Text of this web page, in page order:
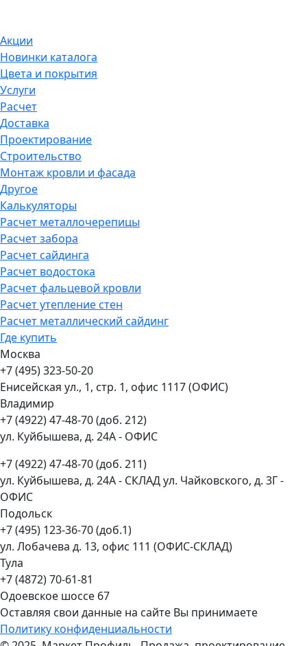
Акции
Новинки каталога
Цвета и покрытия
Услуги
Расчет
Доставка
Проектирование
Строительство
Монтаж кровли и фасада
Другое
Калькуляторы
Расчет металлочерепицы
Расчет забора
Расчет сайдинга
Расчет водостока
Расчет фальцевой кровли
Расчет утепление стен
Расчет металлический сайдинг
Где купить
Москва
+7 (495) 323-50-20
Енисейская ул., 1, стр. 1, офис 1117 (ОФИС)
Владимир
+7 (4922) 47-48-70 (доб. 212)
ул. Куйбышева, д. 24А - ОФИС
+7 (4922) 47-48-70 (доб. 211)
ул. Куйбышева, д. 24А - СКЛАД ул. Чайковского, д. 3Г -
ОФИС
Подольск
+7 (495) 123-36-70 (доб.1)
ул. Лобачева д. 13, офис 111 (ОФИС-СКЛАД)
Тула
+7 (4872) 70-61-81
Одоевское шоссе 67
Оставляя свои данные на сайте Вы принимаете
Политику конфиденциальности